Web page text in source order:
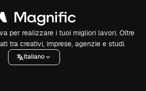
per realizzare i tuoi migliori lavori. Oltre
tra creativi, imprese, agenzie e studi.
Italiano